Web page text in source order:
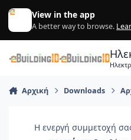
Skip to content
View in the app
A better way to browse.
Αρχική Downloads
Η ενεργή συμμετοχή